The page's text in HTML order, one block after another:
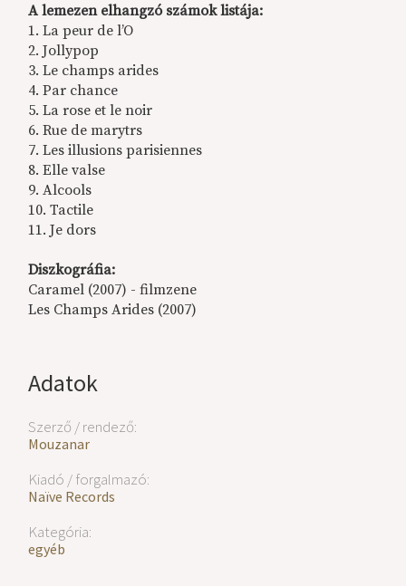
Adatok
Szerző / rendező:
Mouzanar
Kiadó / forgalmazó:
Naïve Records
Kategória:
egyéb
A lemezen elhangzó számok listája:
1. La peur de l’O
2. Jollypop
3. Le champs arides
4. Par chance
5. La rose et le noir
6. Rue de marytrs
7. Les illusions parisiennes
8. Elle valse
9. Alcools
10. Tactile
11. Je dors
Diszkográfia:
Caramel (2007) - filmzene
Les Champs Arides (2007)